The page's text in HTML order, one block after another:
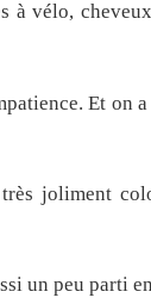
à vélo,
Et on
joliment
un peu parti